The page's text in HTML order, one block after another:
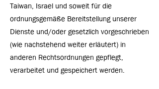
Taiwan, Israel und soweit für die
ordnungsgemäße Bereitstellung unserer
Dienste und/oder gesetzlich vorgeschrieben
(wie nachstehend weiter erläutert) in
anderen Rechtsordnungen gepflegt,
verarbeitet und gespeichert werden.